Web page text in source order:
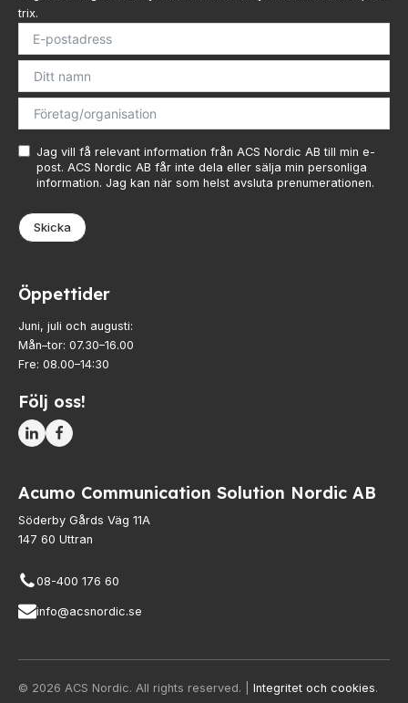
trix.
Jag vill få relevant information från ACS Nordic AB till min e-
post. ACS Nordic AB får inte dela eller sälja min personliga
information. Jag kan när som helst avsluta prenumerationen.
Skicka
Öppettider
Juni, juli och augusti:
Mån–tor: 07.30–16.00
Fre: 08.00–14:30
Följ oss!
Acumo Communication Solution Nordic AB
Söderby Gårds Väg 11A
147 60 Uttran
08-400 176 60
info@acsnordic.se
© 2026 ACS Nordic. All rights reserved. | Integritet och cookies.